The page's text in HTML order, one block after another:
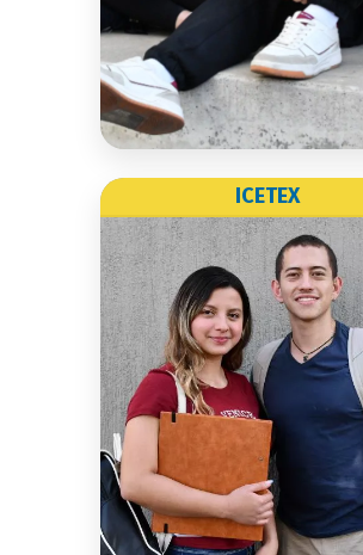
Conoce más
ICETEX
ICETEX
Es una entidad del
que promueve el crédito
educativo y tiene como
finalidad apoyar a los
estudiantes de altas
calidades académicas en
formación en educación
superior.